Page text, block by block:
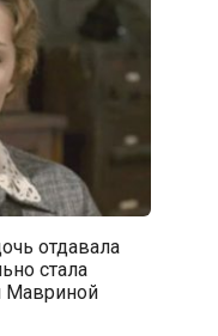
отдавала
стала
Мавриной